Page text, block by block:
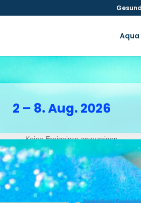
Aqua
2 – 8. Aug. 2026
Keine Ereignisse anzuzeigen